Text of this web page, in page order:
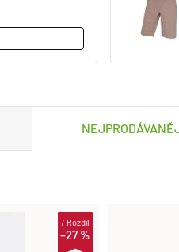
–27 %
iRozdíl